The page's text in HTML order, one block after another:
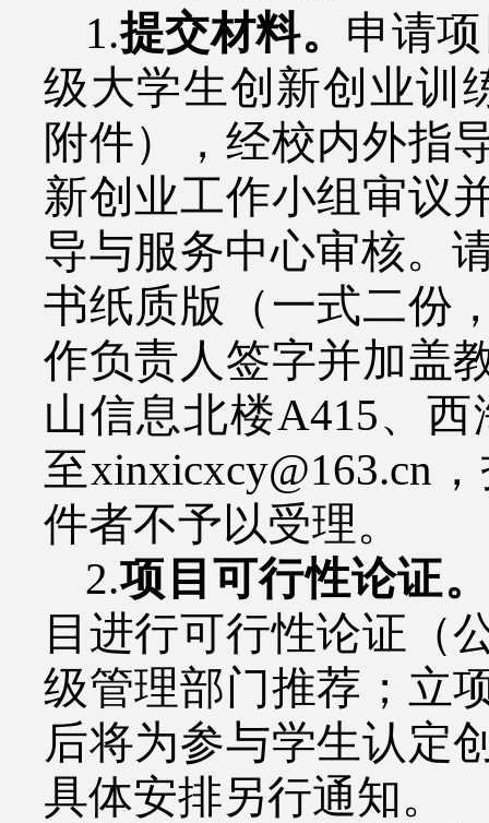
1.提交材料。 申请
级大学生创新创业训
附件），经校内外指
新创业工作小组审议
导与服务中心审核。
书纸质版（一式二份
作负责人签字并加盖
山信息北楼A415、西
至xinxicxcy@163.cn
件者不予以受理。
2.项目可行性论证。
目进行可行性论证（
级管理部门推荐；立
后将为参与学生认定
具体安排另行通知。